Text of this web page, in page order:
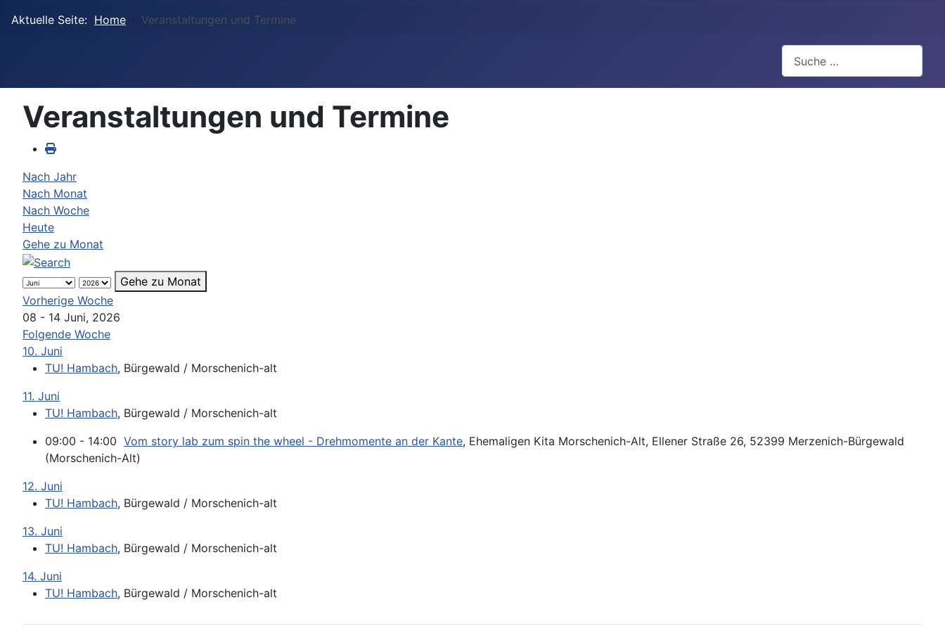
Aktuelle Seite: Home Veranstaltungen und Termine
Veranstaltungen und Termine
Nach Jahr
Nach Monat
Nach Woche
Heute
Gehe zu Monat
Gehe zu Monat
Vorherige Woche
08 - 14 Juni, 2026
Folgende Woche
10. Juni
TU! Hambach, Bürgewald / Morschenich-alt
11. Juni
TU! Hambach, Bürgewald / Morschenich-alt
09:00 - 14:00 Vom story lab zum spin the wheel - Drehmomente an der Kante, Ehemaligen Kita Morschenich-Alt, Ellener Straße 26, 52399 Merzenich-Bürgewald
(Morschenich-Alt)
12. Juni
TU! Hambach, Bürgewald / Morschenich-alt
13. Juni
TU! Hambach, Bürgewald / Morschenich-alt
14. Juni
TU! Hambach, Bürgewald / Morschenich-alt